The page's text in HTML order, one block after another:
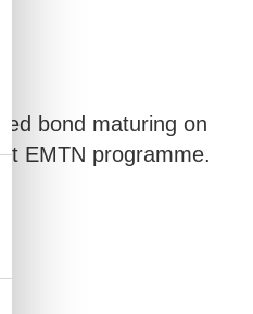
bond maturing on
EMTN programme.